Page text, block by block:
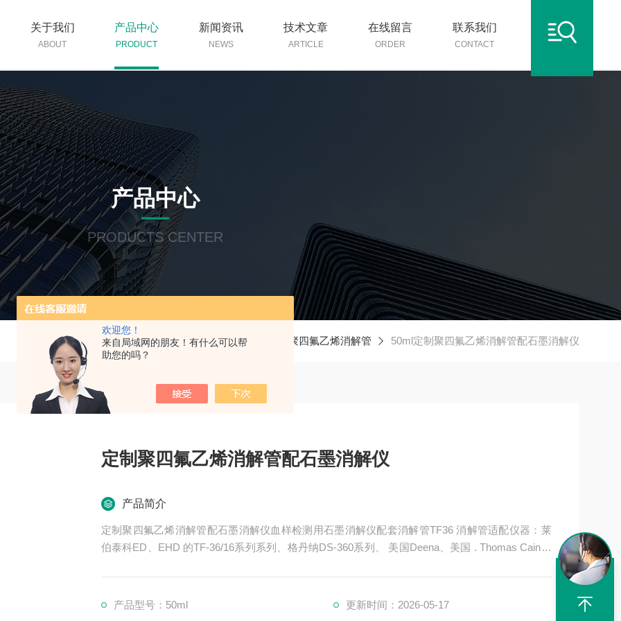
欢迎您！
来自局域网的朋友！有什么可以帮
助您的吗？
关于我们
ABOUT
产品中心
PRODUCT
新闻资讯
NEWS
技术文章
ARTICLE
在线留言
ORDER
联系我们
CONTACT
产品中心
PRODUCTS CENTER
当前位置：首页 产品中心 消解管 聚四氟乙烯消解管 50ml定制聚四氟乙烯消解管配石墨消解仪
定制聚四氟乙烯消解管配石墨消解仪
产品简介
定制聚四氟乙烯消解管配石墨消解仪血样检测用石墨消解仪配套消解管TF36 消解管适配仪器：莱
伯泰科ED、EHD 的TF-36/16系列系列、格丹纳DS-360系列、 美国Deena、美国 . Thomas Cain、
产品型号：50ml 更新时间：2026-05-17